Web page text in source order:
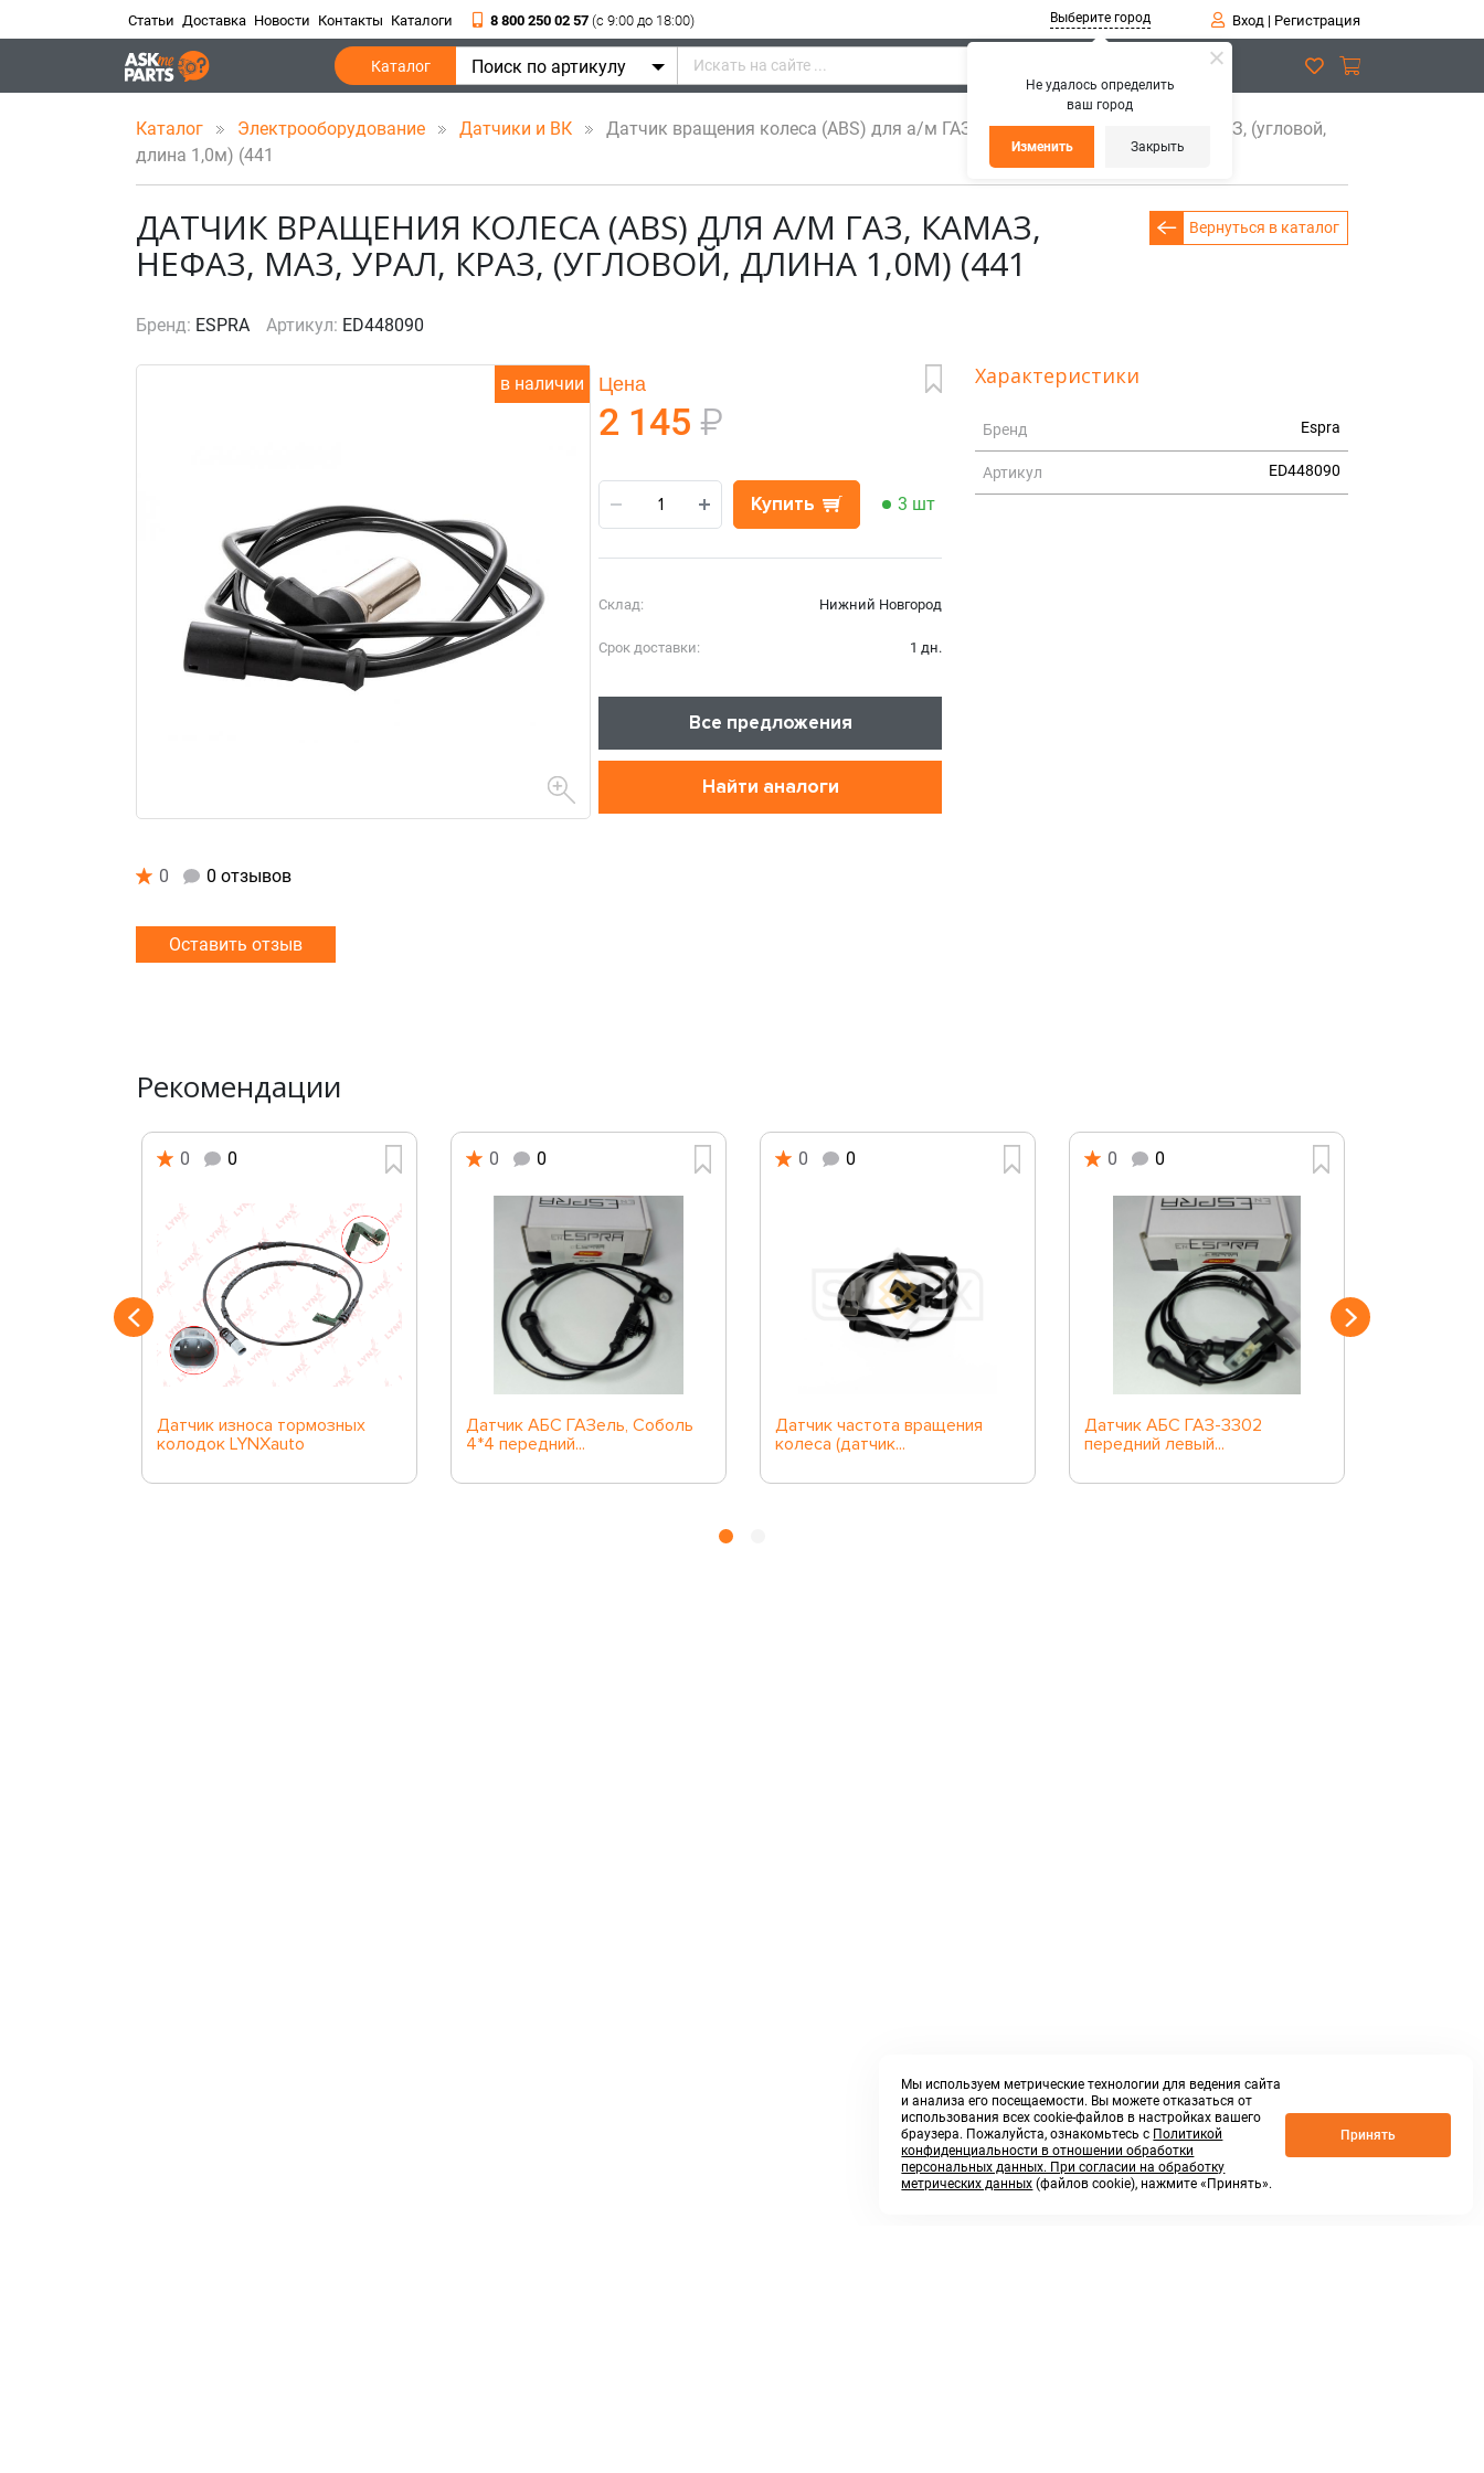
Не удалось определить
ваш город
Изменить Закрыть
Статьи Доставка Новости Контакты Каталоги 8 800 250 02 57 (c 9:00 до 18:00) Выберите город Вход| Регистрация
Каталог Поиск по артикулу
Каталог Электрооборудование Датчики и ВК
Датчик вращения колеса (ABS) для а/м ГАЗ, КамАЗ, НефАЗ, МАЗ, Урал, КрАЗ, (угловой,
длина 1,0м) (441
Вернуться в каталог
ДАТЧИК ВРАЩЕНИЯ КОЛЕСА (ABS) ДЛЯ А/М ГАЗ, КАМАЗ,
НЕФАЗ, МАЗ, УРАЛ, КРАЗ, (УГЛОВОЙ, ДЛИНА 1,0М) (441
Бренд: ESPRA Артикул: ED448090
в наличии Цена
2 145 ₽
Купить 3 шт
Склад: Нижний Новгород
Срок доставки: 1 дн.
Все предложения
Найти аналоги
Характеристики
Бренд Espra
Артикул ED448090
0 0 отзывов
Оставить отзыв
Рекомендации
0 0
Датчик износа тормозных
колодок LYNXauto
0 0
Датчик АБС ГАЗель, Соболь
4*4 передний...
0 0
Датчик частота вращения
колеса (датчик...
0 0
Датчик АБС ГАЗ-3302
передний левый...
Мы используем метрические технологии для ведения сайта
и анализа его посещаемости. Вы можете отказаться от
использования всех cookie-файлов в настройках вашего
браузера. Пожалуйста, ознакомьтесь с Политикой
конфиденциальности в отношении обработки
персональных данных. При согласии на обработку
метрических данных (файлов cookie), нажмите «Принять».
Принять